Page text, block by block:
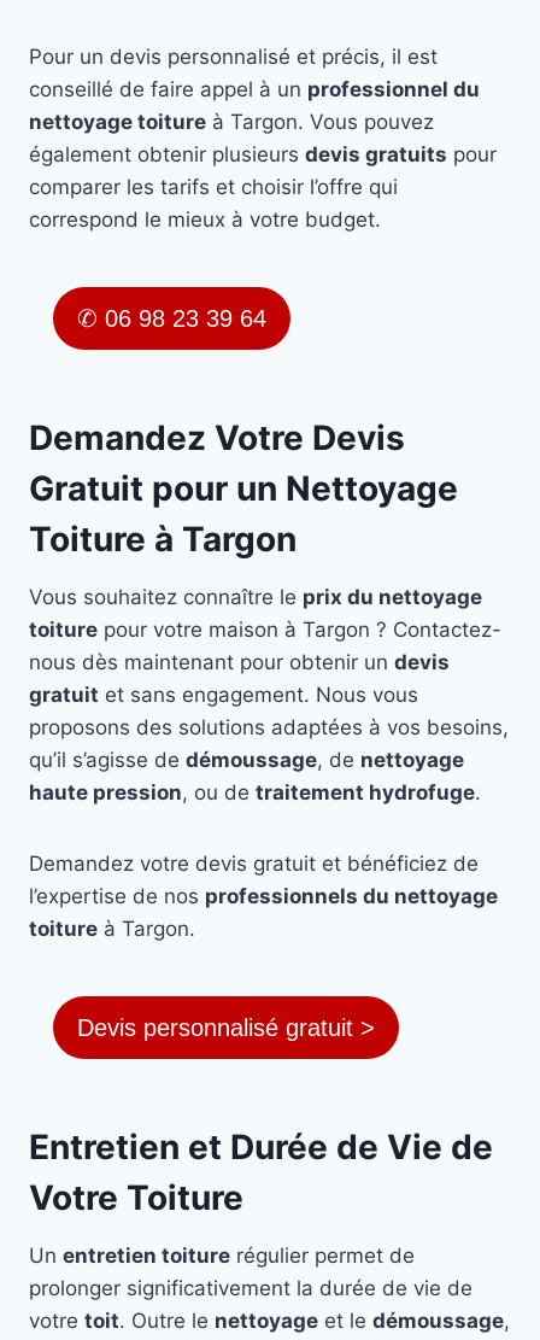
Pour un devis personnalisé et précis, il est
conseillé de faire appel à un professionnel du
nettoyage toiture à Targon. Vous pouvez
également obtenir plusieurs devis gratuits pour
comparer les tarifs et choisir l’offre qui
correspond le mieux à votre budget.
✆ 06 98 23 39 64
Demandez Votre Devis
Gratuit pour un Nettoyage
Toiture à Targon
Vous souhaitez connaître le prix du nettoyage
toiture pour votre maison à Targon ? Contactez-
nous dès maintenant pour obtenir un devis
gratuit et sans engagement. Nous vous
proposons des solutions adaptées à vos besoins,
qu’il s’agisse de démoussage, de nettoyage
haute pression, ou de traitement hydrofuge.
Demandez votre devis gratuit et bénéficiez de
l’expertise de nos professionnels du nettoyage
toiture à Targon.
Devis personnalisé gratuit >
Entretien et Durée de Vie de
Votre Toiture
Un entretien toiture régulier permet de
prolonger significativement la durée de vie de
votre toit. Outre le nettoyage et le démoussage,